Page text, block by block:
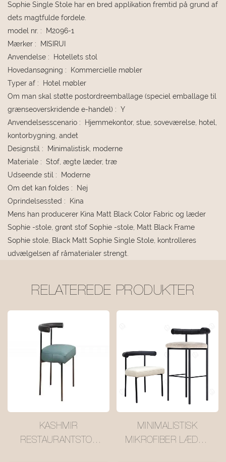
Sophie Single Stole har en bred applikation fremtid på grund af
dets magtfulde fordele.
model nr. :
M2096-1
Mærker :
MISIRUI
Anvendelse :
Hotellets stol
Hovedansøgning :
Kommercielle møbler
Typer af :
Hotel møbler
Om man skal støtte postordreemballage (speciel emballage til
grænseoverskridende e-handel) : Y
Anvendelsesscenario :
Hjemmekontor, stue, soveværelse, hotel,
kontorbygning, andet
Designstil :
Minimalistisk, moderne
Materiale : Stof, ægte læder, træ
Udseende stil :
Moderne
Om det kan foldes :
Nej
Oprindelsessted :
Kina
Mens han producerer Kina Matt Black Color Fabric og læder
Sophie -stole, grønt stof Sophie -stole, Matt Black Frame
Sophie stole, Black Matt Sophie Single Stole, kontrolleres
udvælgelsen af ​​råmaterialer strengt.
RELATEREDE PRODUKTER
KASHMIR
RESTAURANTSTOL
MINIMALISTISK
MIKROFIBER LÆDER